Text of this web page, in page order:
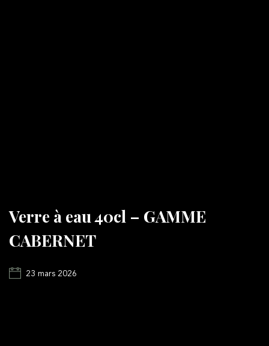
Verre à eau 40cl – GAMME
CABERNET
23 mars 2026